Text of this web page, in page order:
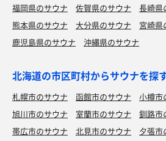
福岡県のサウナ 佐賀県のサウナ
長崎県
熊本県のサウナ
大分県のサウナ
宮崎県
鹿児島県のサウナ
沖縄県のサウナ
北海道の市区町村からサウナを探
札幌市のサウナ 函館市のサウナ
小樽市
旭川市のサウナ
室蘭市のサウナ
釧路市
帯広市のサウナ
北見市のサウナ
夕張市